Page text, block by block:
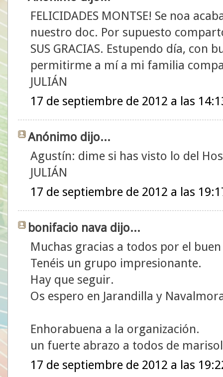
FELICIDADES MONTSE! Se noa
nuestro doc. Por supuesto
SUS GRACIAS. Estupendo día, con
permitirme a mí a mi familia
JULIÁN
17 de septiembre de 2012 a las
Anónimo dijo...
Agustín: dime si has visto lo del
JULIÁN
17 de septiembre de 2012 a las
bonifacio nava dijo...
Muchas gracias a todos por el
Tenéis un grupo impresionante.
Hay que seguir.
Os espero en Jarandilla y
Enhorabuena a la organización.
un fuerte abrazo a todos de
17 de septiembre de 2012 a las